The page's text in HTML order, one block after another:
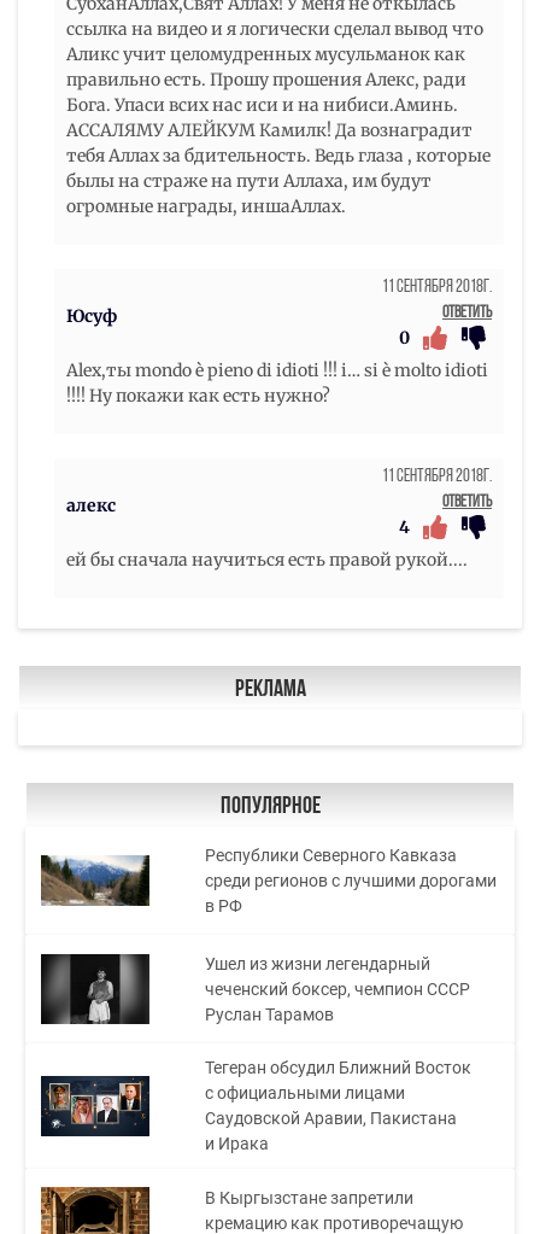
ссылка на видео и я логически сделал вывод что
Аликс учит целомудренных мусульманок как
правильно есть. Прошу прошения Алекс, ради
Бога. Упаси всих нас иси и на нибиси.Аминь.
АССАЛЯМУ АЛЕЙКУМ Камилк! Да вознаградит
тебя Аллах за бдительность. Ведь глаза , которые
былы на страже на пути Аллаха, им будут
огромные награды, иншаАллах.
Юсуф
11 Сентября 2018г.
Ответить
0
Alex,ты mondo è pieno di idioti !!! i… si è molto idioti
!!!! Ну покажи как есть нужно?
алекс
11 Сентября 2018г.
Ответить
4
ей бы сначала научиться есть правой рукой....
Реклама
Популярное
Республики Северного Кавказа
среди регионов с лучшими дорогами
в РФ
Ушел из жизни легендарный
чеченский боксер, чемпион СССР
Руслан Тарамов
Тегеран обсудил Ближний Восток
с официальными лицами
Саудовской Аравии, Пакистана
и Ирака
В Кыргызстане запретили
кремацию как противоречащую